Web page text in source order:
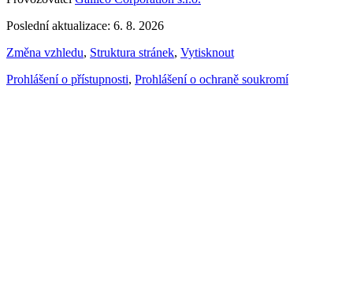
Poslední aktualizace: 6. 8. 2026
Změna vzhledu, Struktura stránek, Vytisknout
Prohlášení o přístupnosti, Prohlášení o ochraně soukromí